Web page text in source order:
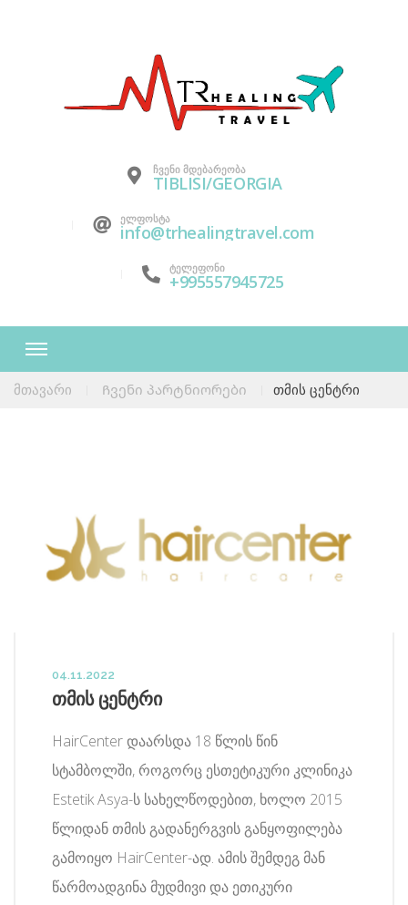
ᲩᲕᲔᲜᲘ ᲛᲓᲔᲑᲐᲠᲔᲝᲑᲐ
TIBLISI/GEORGIA
ᲔᲚᲤᲝᲡᲢᲐ
info@trhealingtravel.com
ᲢᲔᲚᲔᲤᲝᲜᲘ
+995557945725
მთავარი Ჩვენი პარტნიორები თმის ცენტრი
04.11.2022
თმის ცენტრი
HairCenter დაარსდა 18 წლის წინ
სტამბოლში, როგორც ესთეტიკური კლინიკა
Estetik Asya-ს სახელწოდებით, ხოლო 2015
წლიდან თმის გადანერგვის განყოფილება
გამოიყო HairCenter-ად. ამის შემდეგ მან
წარმოადგინა მუდმივი და ეთიკური